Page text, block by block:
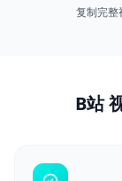
复制完整
B站